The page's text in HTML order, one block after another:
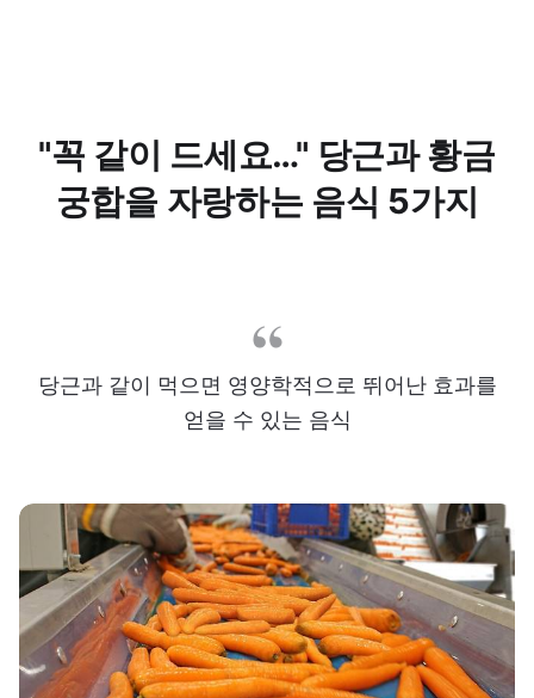
"꼭 같이 드세요…" 당근과 황금
궁합을 자랑하는 음식 5가지
당근과 같이 먹으면 영양학적으로 뛰어난 효과를
얻을 수 있는 음식